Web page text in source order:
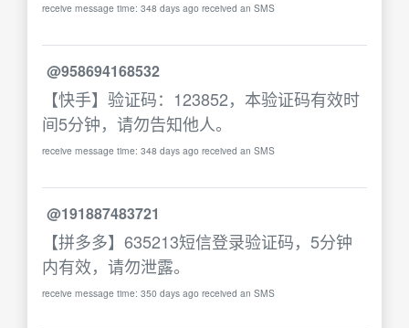
receive message time: 348 days ago received an SMS
@958694168532
【快手】验证码：123852，本验证码有效时
间5分钟，请勿告知他人。
receive message time: 348 days ago received an SMS
@191887483721
【拼多多】635213短信登录验证码，5分钟
内有效，请勿泄露。
receive message time: 350 days ago received an SMS